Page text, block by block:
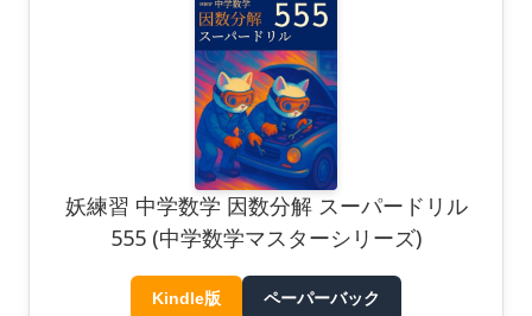
妖練習 中学数学 因数分解 スーパードリル
555 (中学数学マスターシリーズ)
Kindle版 ペーパーバック